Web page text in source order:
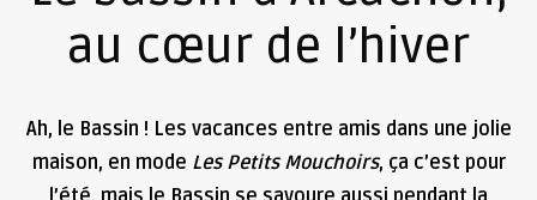
au cœur de l’hiver
Ah, le Bassin ! Les vacances entre amis dans une jolie
maison, en mode Les Petits Mouchoirs, ça c’est pour